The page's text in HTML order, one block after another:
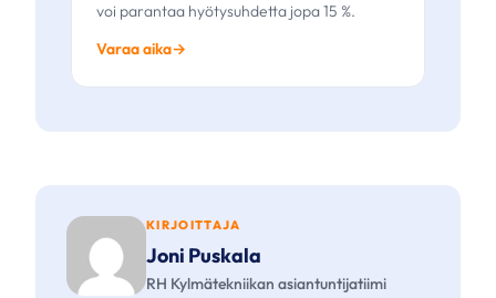
voi parantaa hyötysuhdetta jopa 15 %.
Varaa aika
KIRJOITTAJA
Joni Puskala
RH Kylmätekniikan asiantuntijatiimi